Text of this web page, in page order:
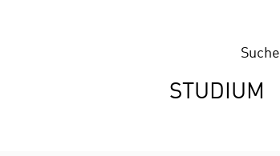
Suche
STUDIUM